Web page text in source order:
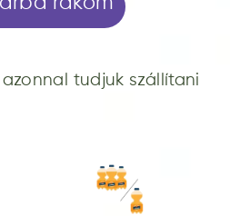
tudjuk szállítani